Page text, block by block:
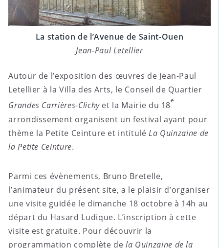
La station de l’Avenue de Saint-Ouen
Jean-Paul Letellier
Autour de l’exposition des œuvres de Jean-Paul
Letellier à la Villa des Arts, le Conseil de Quartier
Grandes Carrières-Clichyet la Mairie du 18
e
arrondissement organisent un festival ayant pour
thème la Petite Ceinture et intituléLa Quinzaine de
la Petite Ceinture.
Parmi ces évènements, Bruno Bretelle,
l’animateur du présent site, a le plaisir d’organiser
une visite guidée le dimanche 18 octobre à 14h au
départ du Hasard Ludique. L’inscription à cette
visite est gratuite. Pour découvrir la
programmation complète dela Quinzaine de la